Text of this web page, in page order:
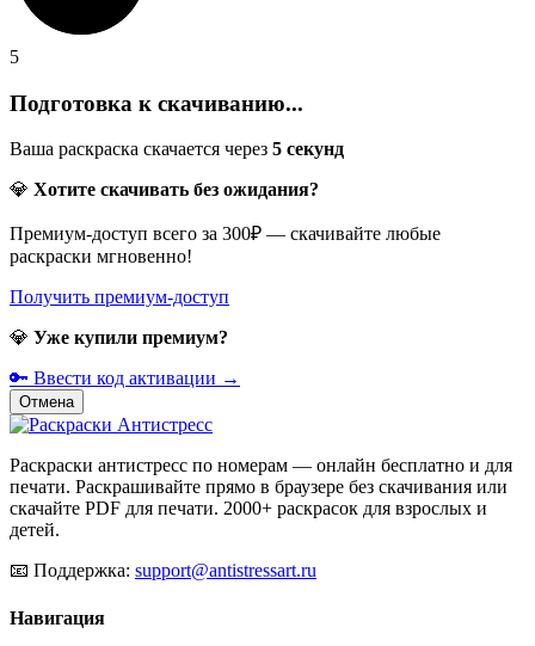
5
Подготовка к скачиванию...
Ваша раскраска скачается через 5 секунд
💎 Хотите скачивать без ожидания?
Премиум-доступ всего за 300₽ — скачивайте любые
раскраски мгновенно!
Получить премиум-доступ
💎 Уже купили премиум?
🔑 Ввести код активации →
Отмена
Раскраски антистресс по номерам — онлайн бесплатно и для
печати. Раскрашивайте прямо в браузере без скачивания или
скачайте PDF для печати. 2000+ раскрасок для взрослых и
детей.
📧 Поддержка: support@antistressart.ru
Навигация